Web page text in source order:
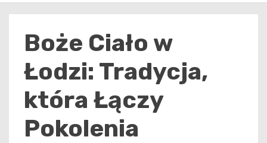
Boże Ciało w
Łodzi: Tradycja,
która Łączy
Pokolenia